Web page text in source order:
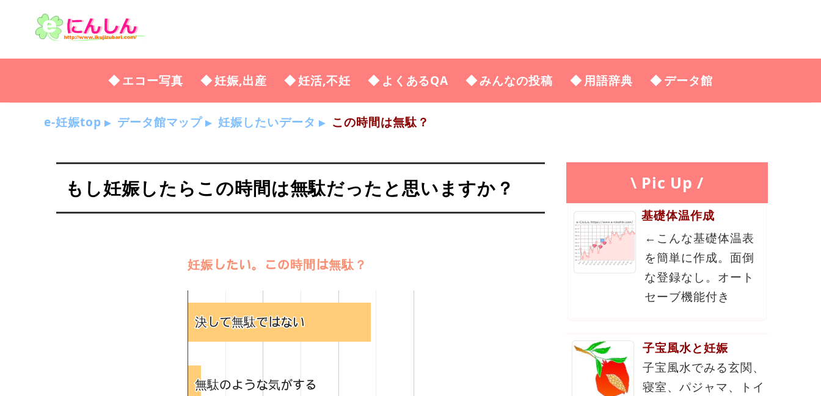
エコー写真 妊娠,出産 妊活,不妊 よくあるQA みんなの投稿 用語辞典 データ館
e-妊娠top データ館マップ 妊娠したいデータ この時間は無駄？
もし妊娠したらこの時間は無駄だったと思いますか？ \ Pic Up /
基礎体温作成
←こんな基礎体温表
を簡単に作成。面倒
な登録なし。オート
セーブ機能付き
子宝風水と妊娠
子宝風水でみる玄関、
寝室、パジャマ、トイ